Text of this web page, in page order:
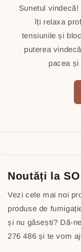
Sunetul
îți relaxa
tensiunile și
puterea
pacea și
Noutăți la SO
Vezi cele mai noi
produse de
și nu găsești? Dă-
276 486 și te vom